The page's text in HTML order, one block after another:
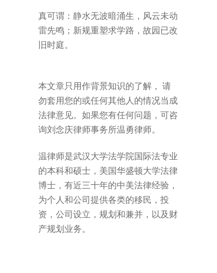
真可谓：静水无波暗涌生，风云未动
雷先鸣；新规重塑求学路，故园已改
旧时庭。
本文章只用作背景知识的了解， 请
勿套用您的或任何其他人的情况当成
法律意见。如果您有任何问题，可咨
询刘念庆律师事务所温勇律师。
温律师是武汉大学法学院国际法专业
的本科和硕士，美国华盛顿大学法律
博士，有近三十年的中美法律经验，
为个人和公司提供各类的移民，投
资，公司设立，规划和兼并，以及财
产规划业务。